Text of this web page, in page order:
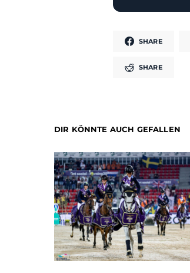
SHARE
SHARE
DIR KÖNNTE AUCH GEFALLEN